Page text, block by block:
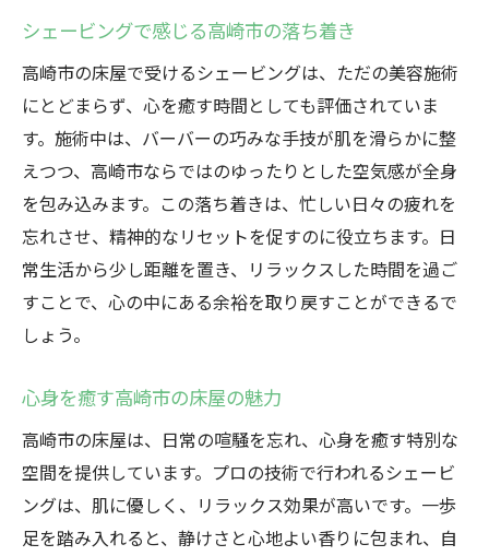
シェービングで感じる高崎市の落ち着き
高崎市の床屋で受けるシェービングは、ただの美容施術
にとどまらず、心を癒す時間としても評価されていま
す。施術中は、バーバーの巧みな手技が肌を滑らかに整
えつつ、高崎市ならではのゆったりとした空気感が全身
を包み込みます。この落ち着きは、忙しい日々の疲れを
忘れさせ、精神的なリセットを促すのに役立ちます。日
常生活から少し距離を置き、リラックスした時間を過ご
すことで、心の中にある余裕を取り戻すことができるで
しょう。
心身を癒す高崎市の床屋の魅力
高崎市の床屋は、日常の喧騒を忘れ、心身を癒す特別な
空間を提供しています。プロの技術で行われるシェービ
ングは、肌に優しく、リラックス効果が高いです。一歩
足を踏み入れると、静けさと心地よい香りに包まれ、自